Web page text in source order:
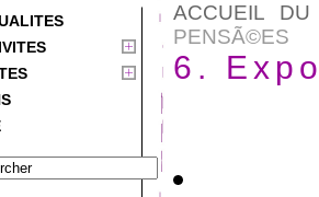
ACCUEIL
PENSÃ©ES
6.